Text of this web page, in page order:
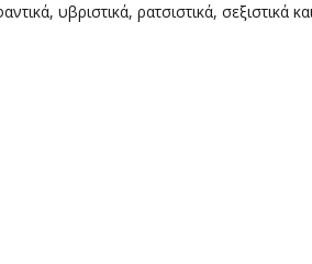
υβριστικά, ρατσιστικά, σεξιστικά